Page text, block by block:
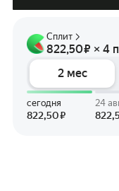
СВЯЗАТЬСЯ С
+7 495 011-
Телеграм
Whats App